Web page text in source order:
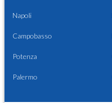
Napoli
Campobasso
Potenza
Palermo